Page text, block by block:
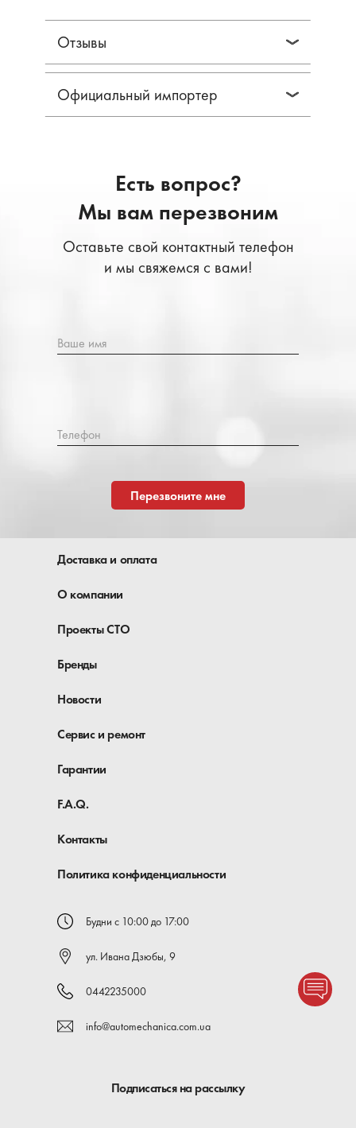
Отзывы
Официальный импортер
Есть вопрос?
Мы вам перезвоним
Оставьте свой контактный телефон
и мы свяжемся с вами!
Ваше имя
Телефон
Перезвоните мне
Доставка и оплата
О компании
Проекты СТО
Бренды
Новости
Сервис и ремонт
Гарантии
F.A.Q.
Контакты
Политика конфиденциальности
Будни с 10:00 до 17:00
ул. Ивана Дзюбы, 9
0442235000
info@automechanica.com.ua
Подписаться на рассылку